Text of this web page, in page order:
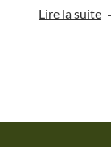
Lire la suite